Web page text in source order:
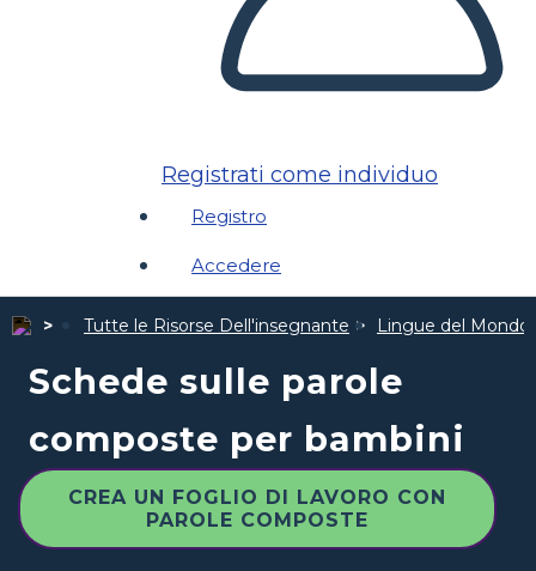
Registrati come individuo
Registro
Accedere
Tutte le Risorse Dell'insegnante Lingue del Mondo
Schede sulle parole
composte per bambini
CREA UN FOGLIO DI LAVORO CON
PAROLE COMPOSTE